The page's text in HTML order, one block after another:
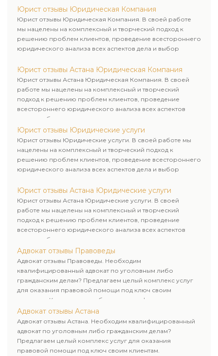
Юрист отзывы Юридическая Компания
Юрист отзывы Юридическая Компания. В своей работе
мы нацелены на комплексный и творческий подход к
решению проблем клиентов, проведение всестороннего
юридического анализа всех аспектов дела и выбор
Юрист отзывы Астана Юридическая Компания
Юрист отзывы Астана Юридическая Компания. В своей
работе мы нацелены на комплексный и творческий
подход к решению проблем клиентов, проведение
всестороннего юридического анализа всех аспектов
дела и выбор рационального пути для его успешного
завершения.
Юрист отзывы Юридические услуги
Юрист отзывы Юридические услуги. В своей работе мы
нацелены на комплексный и творческий подход к
решению проблем клиентов, проведение всестороннего
юридического анализа всех аспектов дела и выбор
Юрист отзывы Астана Юридические услуги
Юрист отзывы Астана Юридические услуги. В своей
работе мы нацелены на комплексный и творческий
подход к решению проблем клиентов, проведение
всестороннего юридического анализа всех аспектов
дела и выбор рационального пути для его успешного
завершения.
Адвокат отзывы Правоведы
Адвокат отзывы Правоведы. Необходим
квалифицированный адвокат по уголовным либо
гражданским делам? Предлагаем целый комплекс услуг
для оказания правовой помощи под ключ своим
клиентам. Комплексное обслуживание физических и
юридических лиц. Индивидуальный подход к каждому
клиенту.
Адвокат отзывы Астана
Адвокат отзывы Астана. Необходим квалифицированный
адвокат по уголовным либо гражданским делам?
Предлагаем целый комплекс услуг для оказания
правовой помощи под ключ своим клиентам.